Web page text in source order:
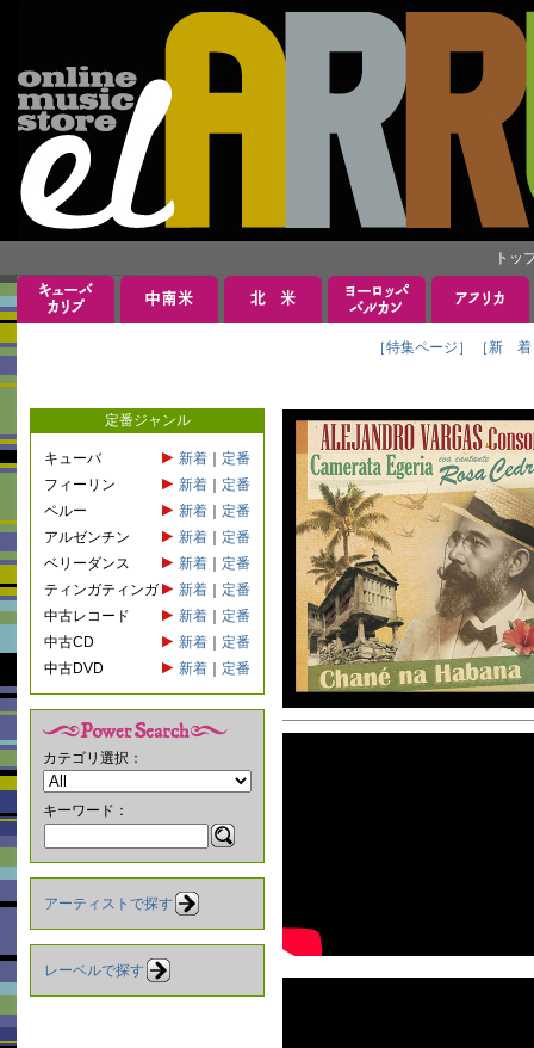
トッ
［特集ページ］ ［新 着
定番ジャンル
キューバ 新着
定番
フィーリン
新着
定番
ペルー
新着
定番
アルゼンチン
新着
定番
ベリーダンス
新着
定番
ティンガティンガ
新着
定番
中古レコード
新着
定番
中古CD
新着
定番
中古DVD
新着 定番
カテゴリ選択：
キーワード：
アーティストで探す
レーベルで探す